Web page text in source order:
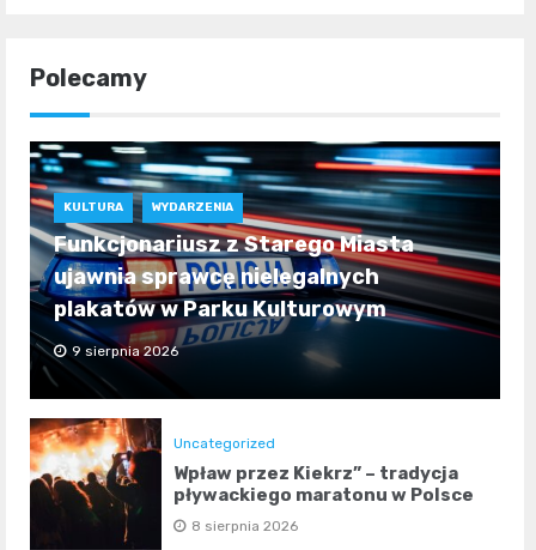
Polecamy
KULTURA WYDARZENIA
Funkcjonariusz z Starego Miasta
ujawnia sprawcę nielegalnych
plakatów w Parku Kulturowym
9 sierpnia 2026
Uncategorized
Wpław przez Kiekrz” – tradycja
pływackiego maratonu w Polsce
8 sierpnia 2026